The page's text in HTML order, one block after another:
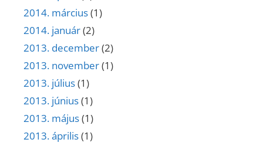
2014. március(1)
2014. január(2)
2013. december(2)
2013. november(1)
2013. július(1)
2013. június(1)
2013. május(1)
2013. április(1)